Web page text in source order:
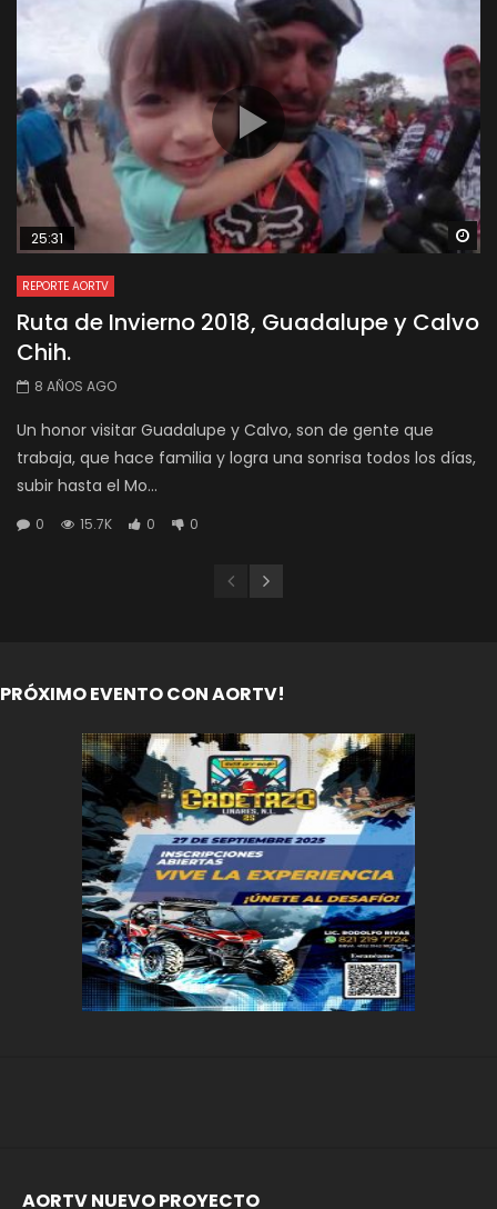
25:31
REPORTE AORTV
Ruta de Invierno 2018, Guadalupe y Calvo
Chih.
8 AÑOS AGO
Un honor visitar Guadalupe y Calvo, son de gente que
trabaja, que hace familia y logra una sonrisa todos los días,
subir hasta el Mo...
0 15.7K 0 0
PRÓXIMO EVENTO CON AORTV!
AORTV NUEVO PROYECTO